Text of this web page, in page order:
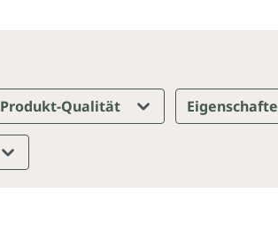
Produkt-Qualität